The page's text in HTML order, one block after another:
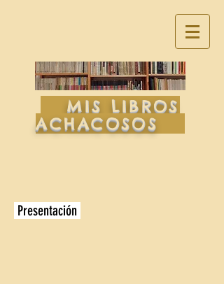
MIS LIBROS
ACHACOSOS
Presentación